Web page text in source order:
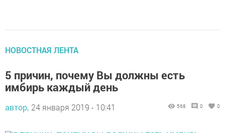
НОВОСТНАЯ ЛЕНТА
5 причин, почему Вы должны есть
имбирь каждый день
автор, 24 января 2019 - 10:41 568 0 0